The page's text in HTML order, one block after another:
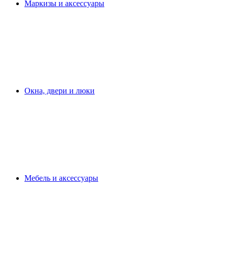
Маркизы и аксессуары
Окна, двери и люки
Мебель и аксессуары